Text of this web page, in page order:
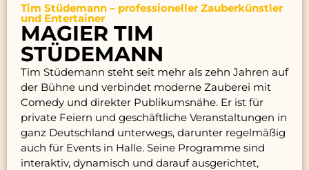
Tim Stüdemann – professioneller Zauberkünstler
und Entertainer
MAGIER TIM
STÜDEMANN
Tim Stüdemann steht seit mehr als zehn Jahren auf
der Bühne und verbindet moderne Zauberei mit
Comedy und direkter Publikumsnähe. Er ist für
private Feiern und geschäftliche Veranstaltungen in
ganz Deutschland unterwegs, darunter regelmäßig
auch für Events in Halle. Seine Programme sind
interaktiv, dynamisch und darauf ausgerichtet,